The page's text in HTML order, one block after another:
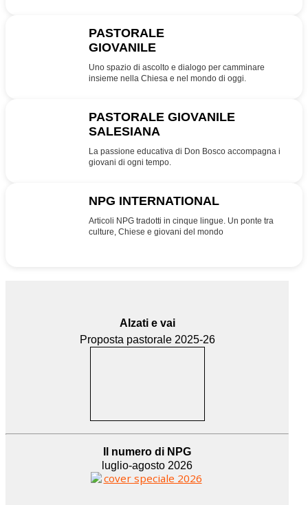
PASTORALE
GIOVANILE
Uno spazio di ascolto e dialogo per camminare
insieme nella Chiesa e nel mondo di oggi.
PASTORALE GIOVANILE
SALESIANA
La passione educativa di Don Bosco accompagna i
giovani di ogni tempo.
NPG INTERNATIONAL
Articoli NPG tradotti in cinque lingue. Un ponte tra
culture, Chiese e giovani del mondo
Alzati e vai
Proposta pastorale 2025-26
Il numero di NPG
luglio-agosto 2026